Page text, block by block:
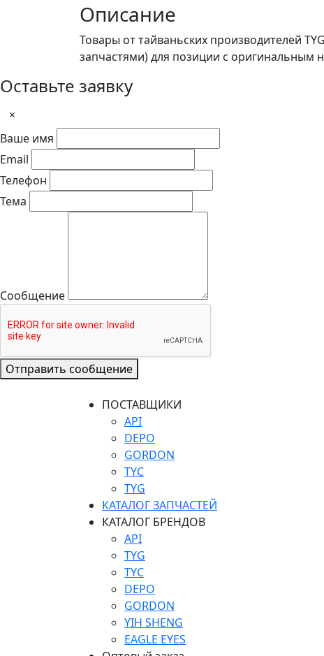
Описание
Товары от тайваньских производителей
запчастями) для позиции с оригинальным
Оставьте заявку
×
Ваше имя
Email
Телефон
Тема
Сообщение
Отправить сообщение
ПОСТАВЩИКИ
API
DEPO
GORDON
TYC
TYG
КАТАЛОГ ЗАПЧАСТЕЙ
КАТАЛОГ БРЕНДОВ
API
TYG
TYC
DEPO
GORDON
YIH SHENG
EAGLE EYES